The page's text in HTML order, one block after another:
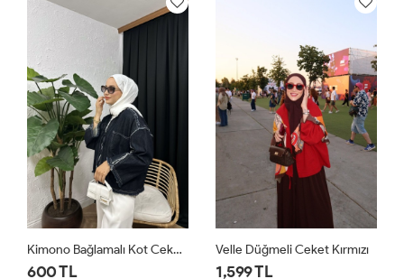
Kimono Bağlamalı Kot Ceket Lacivert Velle Düğmeli Ceket Kırmızı Regalia Denim